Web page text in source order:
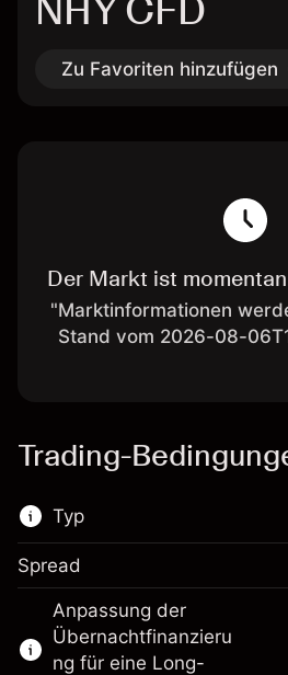
NHY CFD
Zu Favoriten hinzufügen
Der Markt ist
"Marktinformationen
Stand vom 2026-08-
Trading-
Typ
Dieses Finanzinstrument
über CFDs und Knock-outs
Erfahren Sie mehr über:
Spread
Anpassung der
Übernachtfinanzieru
ng für eine Long-